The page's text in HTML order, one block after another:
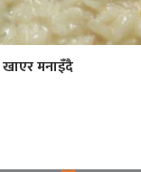
मनाइँदै